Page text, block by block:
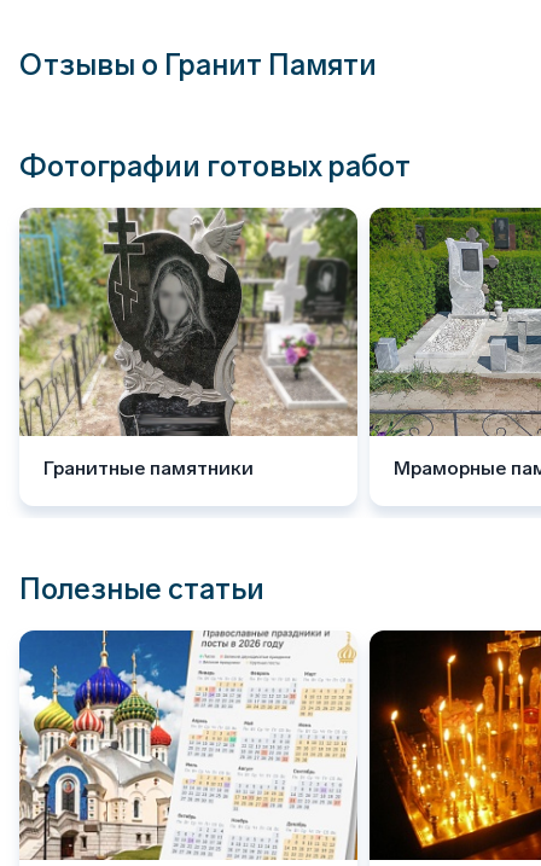
Отзывы о Гранит Памяти
Фотографии готовых работ
Гранитные памятники Мраморные
Полезные статьи